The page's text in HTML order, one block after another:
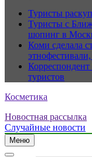
Туристы
Туристы с
шопинг в
Коми сделала
туристов
Косметика
Новостная рассылка
Случайные новости
Меню